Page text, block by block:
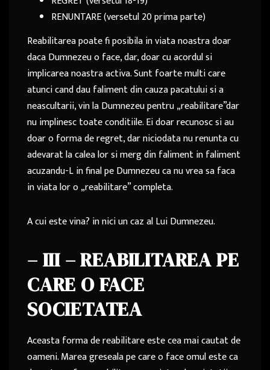
RENUNTARE (versetul 20 prima parte)
Reabilitarea poate fi posibila in viata noastra doar
daca Dumnezeu o face, dar, doar cu acordul si
implicarea noastra activa. Sunt foarte multi care
atunci cand dau faliment din cauza pacatului si a
neascultarii, vin la Dumnezeu pentru „reabilitare”dar
nu implinesc toate conditiile. Ei doar recunosc si au
doar o forma de regret, dar niciodata nu renunta cu
adevarat la calea lor si merg din faliment in faliment
acuzandu-L in final pe Dumnezeu ca nu vrea sa faca
in viata lor o „reabilitare” completa.
A cui este vina? in nici un caz al Lui Dumnezeu.
– III – REABILITAREA PE
CARE O FACE
SOCIETATEA
Aceasta forma de reabilitare este cea mai cautat de
oameni. Marea greseala pe care o face omul este ca